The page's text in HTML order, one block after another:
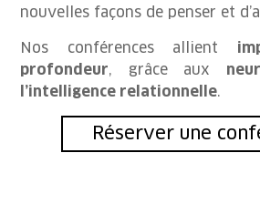
nouvelles façons de penser et
Nos conférences allient
profondeur, grâce aux
l’intelligence relationnelle.
Réserver une